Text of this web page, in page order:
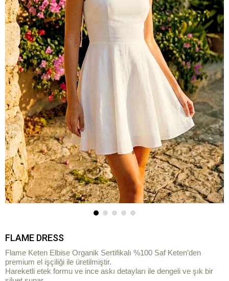
FLAME DRESS
Flame Keten Elbise Organik Sertifikalı %100 Saf Keten’den
premium el işçiliği ile üretilmiştir.
Hareketli etek formu ve ince askı detayları ile dengeli ve şık bir